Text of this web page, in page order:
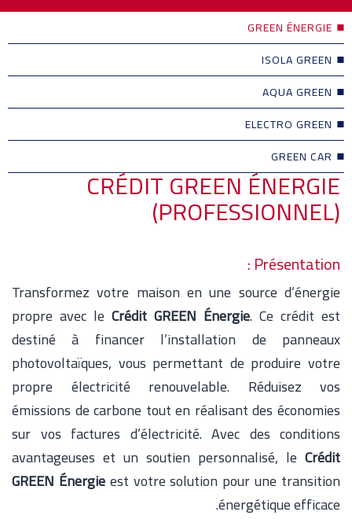
GREEN ÉNERGIE
ISOLA GREEN
AQUA GREEN
ELECTRO GREEN
GREEN CAR
CRÉDIT GREEN ÉNERGIE
(PROFESSIONNEL)
Présentation :
Transformez votre maison en une source d’énergie
propre avec le Crédit GREEN Énergie. Ce crédit est
destiné à financer l’installation de panneaux
photovoltaïques, vous permettant de produire votre
propre électricité renouvelable. Réduisez vos
émissions de carbone tout en réalisant des économies
sur vos factures d’électricité. Avec des conditions
avantageuses et un soutien personnalisé, le Crédit
GREEN Énergieest votre solution pour une transition
énergétique efficace.